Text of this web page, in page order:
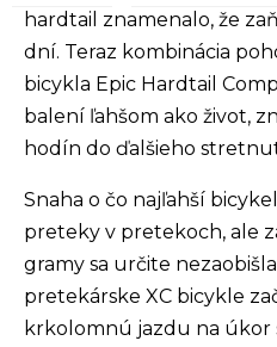
hardtail znamenalo, že
dní. Teraz kombinácia
bicykla Epic Hardtail
balení ľahšom ako život,
hodín do ďalšieho
Snaha o čo najľahší
preteky v pretekoch, ale
gramy sa určite
pretekárske XC bicykle
krkolomnú jazdu na úkor